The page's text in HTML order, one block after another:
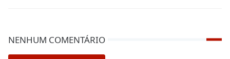
NENHUM COMENTÁRIO